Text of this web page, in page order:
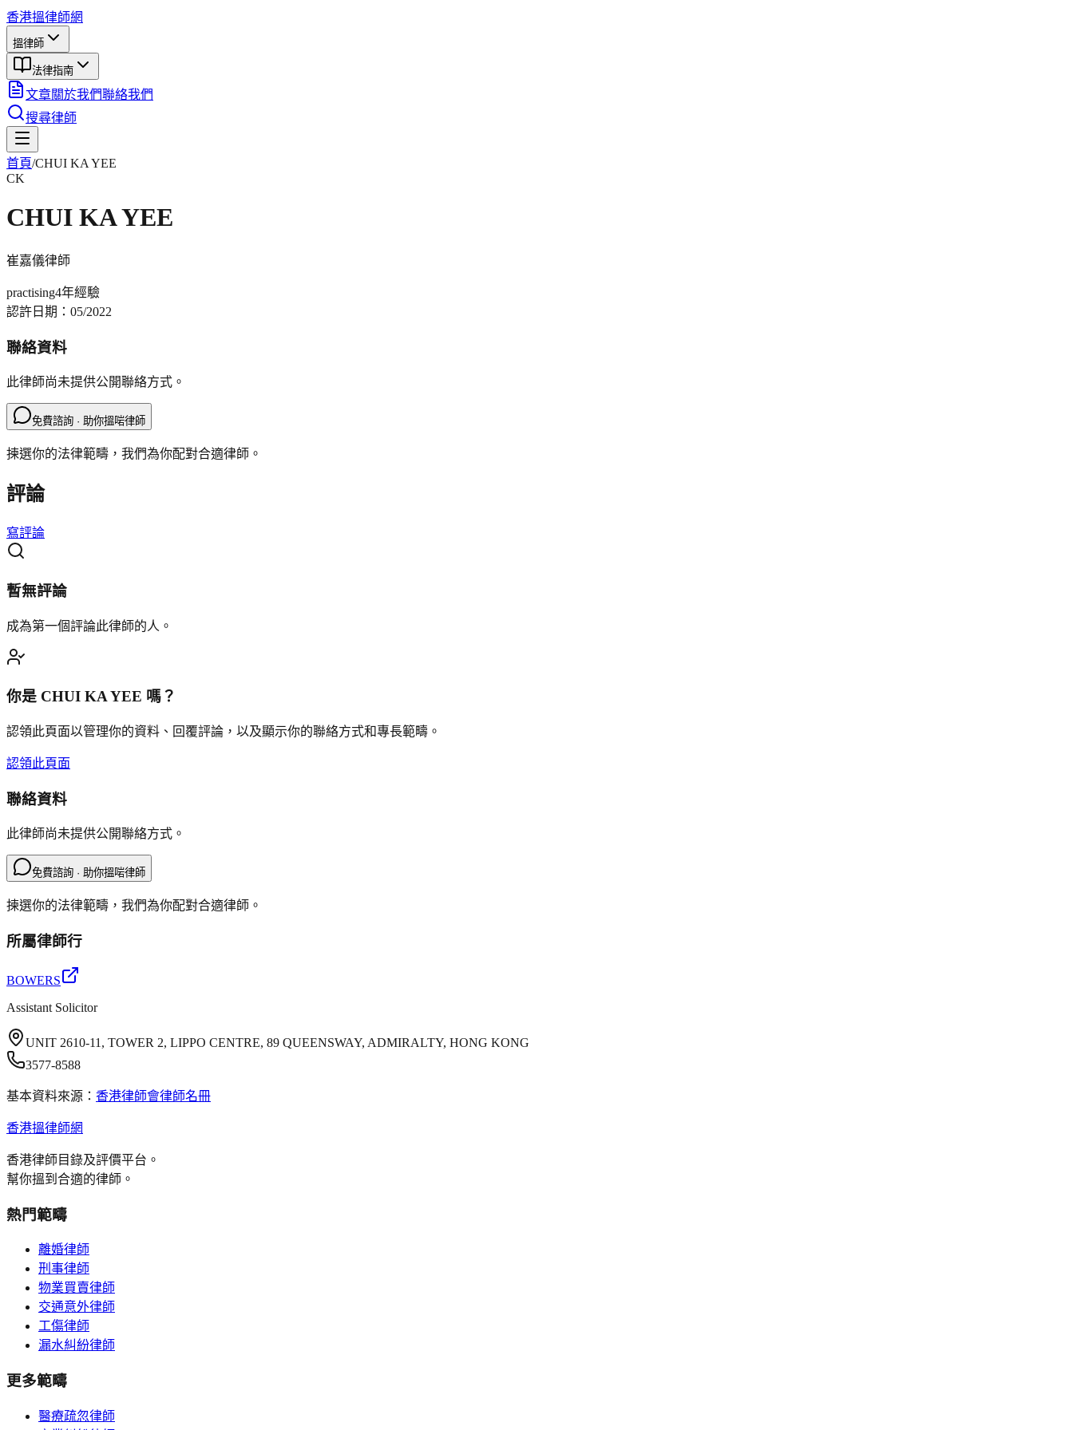
香港搵律師網
搵律師
法律指南
文章關於我們聯絡我們
搜尋律師
首頁/CHUI KA YEE
CK
CHUI KA YEE
崔嘉儀律師
practising4年經驗
認許日期： 05/2022
聯絡資料
此律師尚未提供公開聯絡方式。
免費諮詢 · 助你搵啱律師
揀選你的法律範疇，我們為你配對合適律師。
評論
寫評論
暫無評論
成為第一個評論此律師的人。
你是 CHUI KA YEE 嗎？
認領此頁面以管理你的資料、回覆評論，以及顯示你的聯絡方式和專長範疇。
認領此頁面
聯絡資料
此律師尚未提供公開聯絡方式。
免費諮詢 · 助你搵啱律師
揀選你的法律範疇，我們為你配對合適律師。
所屬律師行
BOWERS
Assistant Solicitor
UNIT 2610-11, TOWER 2, LIPPO CENTRE, 89 QUEENSWAY, ADMIRALTY, HONG KONG
3577-8588
基本資料來源： 香港律師會律師名冊
香港搵律師網
香港律師目錄及評價平台。
幫你搵到合適的律師。
熱門範疇
離婚律師
刑事律師
物業買賣律師
交通意外律師
工傷律師
漏水糾紛律師
更多範疇
醫療疏忽律師